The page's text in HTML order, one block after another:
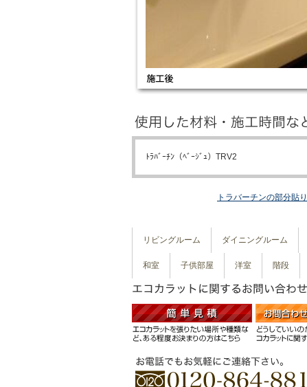
ﾄﾗﾊﾞｰﾁﾝ（ﾍﾞｰｼﾞｭ）TRV2
トラバーチンの部分貼り
リビングルーム ダイニングルーム
和室 子供部屋 洋室 階段